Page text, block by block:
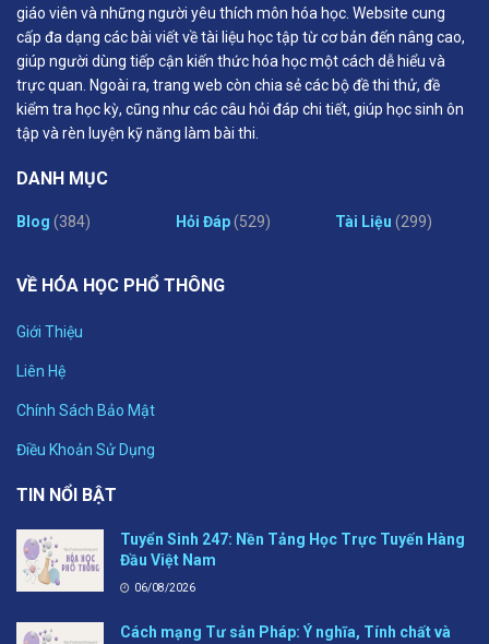
giáo viên và những người yêu thích môn hóa học. Website cung
cấp đa dạng các bài viết về tài liệu học tập từ cơ bản đến nâng cao,
giúp người dùng tiếp cận kiến thức hóa học một cách dễ hiểu và
trực quan. Ngoài ra, trang web còn chia sẻ các bộ đề thi thử, đề
kiểm tra học kỳ, cũng như các câu hỏi đáp chi tiết, giúp học sinh ôn
tập và rèn luyện kỹ năng làm bài thi.
DANH MỤC
Blog (384) Hỏi Đáp(529) Tài Liệu (299)
VỀ HÓA HỌC PHỔ THÔNG
Giới Thiệu
Liên Hệ
Chính Sách Bảo Mật
Điều Khoản Sử Dụng
TIN NỔI BẬT
Tuyển Sinh 247: Nền Tảng Học Trực Tuyến Hàng
Đầu Việt Nam
06/08/2026
Cách mạng Tư sản Pháp: Ý nghĩa, Tính chất và